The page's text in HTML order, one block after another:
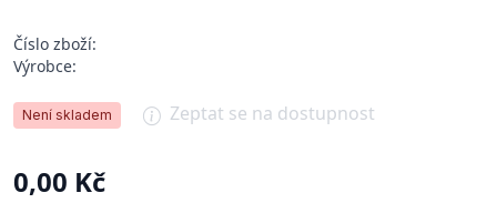
Číslo zboží:
Výrobce:
Není skladem Zeptat se na dostupnost
0,00 Kč